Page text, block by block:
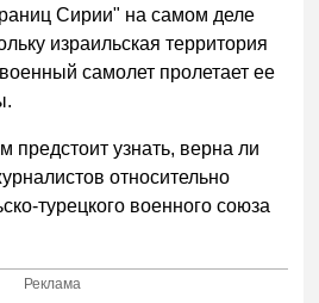
Сирии" на самом деле
израильская территория
самолет пролетает ее
узнать, верна ли
относительно
турецкого военного союза
Реклама